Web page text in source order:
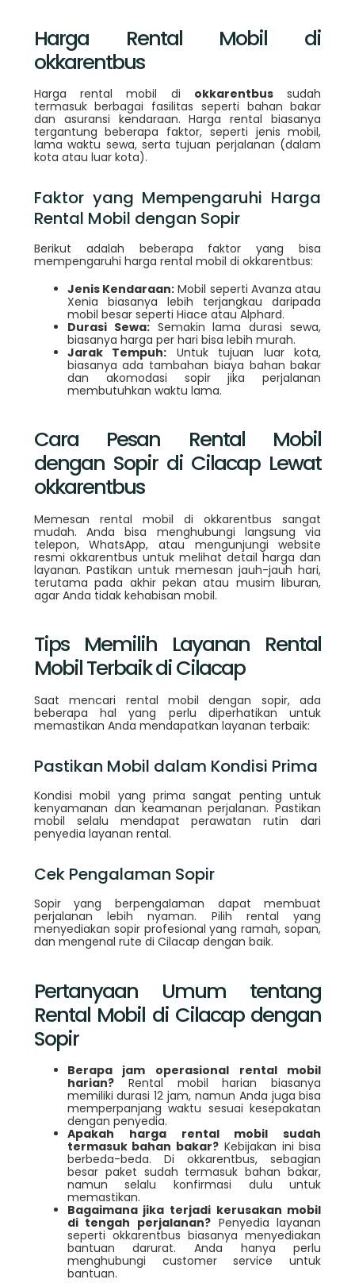
Harga Rental Mobil di
okkarentbus
Harga rental mobil di okkarentbus sudah
termasuk berbagai fasilitas seperti bahan bakar
dan asuransi kendaraan. Harga rental biasanya
tergantung beberapa faktor, seperti jenis mobil,
lama waktu sewa, serta tujuan perjalanan (dalam
kota atau luar kota).
Faktor yang Mempengaruhi Harga
Rental Mobil dengan Sopir
Berikut adalah beberapa faktor yang bisa
mempengaruhi harga rental mobil di okkarentbus:
Jenis Kendaraan:Mobil seperti Avanza atau
Xenia biasanya lebih terjangkau daripada
mobil besar seperti Hiace atau Alphard.
Durasi Sewa:Semakin lama durasi sewa,
biasanya harga per hari bisa lebih murah.
Jarak Tempuh: Untuk tujuan luar kota,
biasanya ada tambahan biaya bahan bakar
dan akomodasi sopir jika perjalanan
membutuhkan waktu lama.
Cara Pesan Rental Mobil
dengan Sopir di Cilacap Lewat
okkarentbus
Memesan rental mobil di okkarentbus sangat
mudah. Anda bisa menghubungi langsung via
telepon, WhatsApp, atau mengunjungi website
resmi okkarentbus untuk melihat detail harga dan
layanan. Pastikan untuk memesan jauh-jauh hari,
terutama pada akhir pekan atau musim liburan,
agar Anda tidak kehabisan mobil.
Tips Memilih Layanan Rental
Mobil Terbaik di Cilacap
Saat mencari rental mobil dengan sopir, ada
beberapa hal yang perlu diperhatikan untuk
memastikan Anda mendapatkan layanan terbaik:
Pastikan Mobil dalam Kondisi Prima
Kondisi mobil yang prima sangat penting untuk
kenyamanan dan keamanan perjalanan. Pastikan
mobil selalu mendapat perawatan rutin dari
penyedia layanan rental.
Cek Pengalaman Sopir
Sopir yang berpengalaman dapat membuat
perjalanan lebih nyaman. Pilih rental yang
menyediakan sopir profesional yang ramah, sopan,
dan mengenal rute di Cilacap dengan baik.
Pertanyaan Umum tentang
Rental Mobil di Cilacap dengan
Sopir
Berapa jam operasional rental mobil
harian?Rental mobil harian biasanya
memiliki durasi 12 jam, namun Anda juga bisa
memperpanjang waktu sesuai kesepakatan
dengan penyedia.
Apakah harga rental mobil sudah
termasuk bahan bakar? Kebijakan ini bisa
berbeda-beda. Di okkarentbus, sebagian
besar paket sudah termasuk bahan bakar,
namun selalu konfirmasi dulu untuk
memastikan.
Bagaimana jika terjadi kerusakan mobil
di tengah perjalanan? Penyedia layanan
seperti okkarentbus biasanya menyediakan
bantuan darurat. Anda hanya perlu
menghubungi customer service untuk
bantuan.